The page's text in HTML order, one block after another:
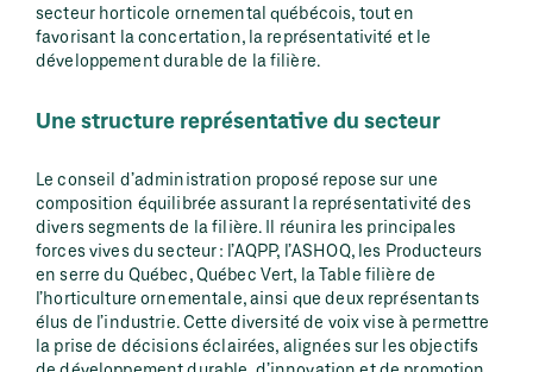
secteur horticole ornemental québécois, tout en
favorisant la concertation, la représentativité et le
développement durable de la filière.
Une structure représentative du secteur
Le conseil d’administration proposé repose sur une
composition équilibrée assurant la représentativité des
divers segments de la filière. Il réunira les principales
forces vives du secteur : l’AQPP, l’ASHOQ, les Producteurs
en serre du Québec, Québec Vert, la Table filière de
l’horticulture ornementale, ainsi que deux représentants
élus de l’industrie. Cette diversité de voix vise à permettre
la prise de décisions éclairées, alignées sur les objectifs